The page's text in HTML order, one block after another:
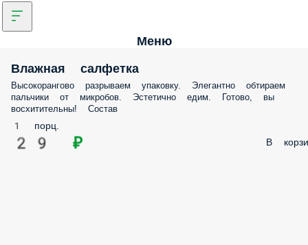
Меню
Влажная салфетка
Высокорангово разрываем упаковку. Элегантно обтираем
пальчики от микробов. Эстетично едим. Готово, вы
восхитительны! Состав
1 порц.
29 ₽ В